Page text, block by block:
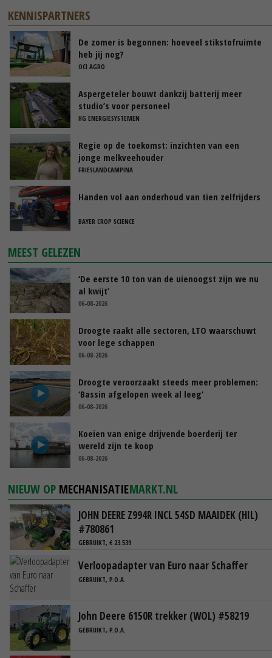
KENNISPARTNERS
De zomer is begonnen: hoeveel stikstofruimte
heb jij nog?
OCI AGRO
Aspergeteler bouwt dankzij batterij meer
studio’s voor personeel
HG ENERGIESYSTEMEN
Regie op de toekomst: inzichten van een
jonge melkveehouder
FRIESLANDCAMPINA
Handen vol aan onderhoud van tien zelfrijders
BAYER CROP SCIENCE
MEEST GELEZEN
‘De eerste 10 ton van de uienoogst zijn we nu
al kwijt’
06-08-2026
Droogte raakt alle sectoren, LTO waarschuwt
voor lege schappen
06-08-2026
Droogte veroorzaakt steeds meer problemen:
‘Bassin afgelopen week al leeg’
06-08-2026
Koeien van enige drijvende boerderij ter
wereld zijn te koop
06-08-2026
NIEUW OP MECHANISATIEMARKT.NL
JOHN DEERE Z994R INCL 54SD MAAIDEK (HIL)
#780861
GEBRUIKT, € 23.539
Verloopadapter van Euro naar Schaffer
GEBRUIKT, P.O.A.
John Deere 6150R trekker (WOL) #58219
GEBRUIKT, P.O.A.